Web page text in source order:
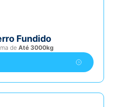
Fundido
de Até 3000kg